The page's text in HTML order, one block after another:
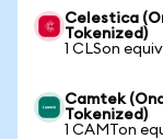
Celestica
Tokenized)
1 CLSon
Camtek
Tokenized)
1 CAMTon